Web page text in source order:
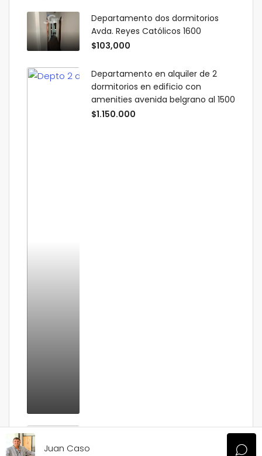
Departamento dos dormitorios
Avda. Reyes Católicos 1600
$103,000
Departamento en alquiler de 2
dormitorios en edificio con
amenities avenida belgrano al 1500
$1.150.000
Juan Caso